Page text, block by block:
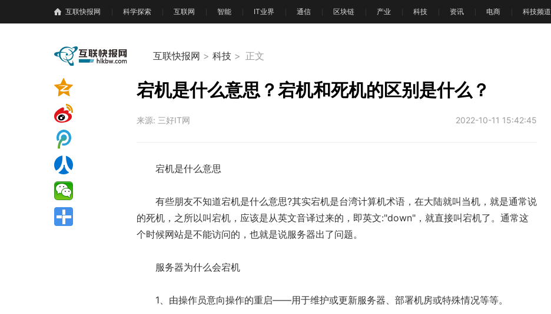
互联快报网 科学探索 互联网 智能 IT业界 通信 区块链 产业 科技 资讯 电商 科技频道
互联快报网 > 科技> 正文
宕机是什么意思？宕机和死机的区别是什么？
来源: 三好IT网 2022-10-11 15:42:45
宕机是什么意思
有些朋友不知道宕机是什么意思?其实宕机是台湾计算机术语，在大陆就叫当机，就是通常说
的死机，之所以叫宕机，应该是从英文音译过来的，即英文:"down"，就直接叫宕机了。通常这
个时候网站是不能访问的，也就是说服务器出了问题。
服务器为什么会宕机
1、由操作员意向操作的重启——用于维护或更新服务器、部署机房或特殊情况等等。